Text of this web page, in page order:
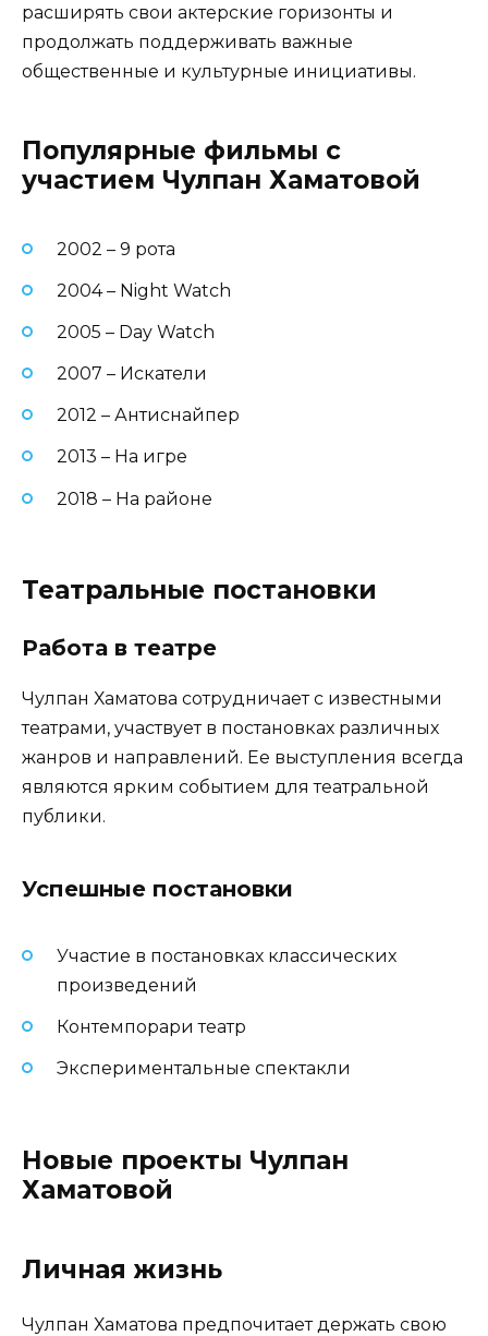
расширять свои актерские горизонты и
продолжать поддерживать важные
общественные и культурные инициативы.
Популярные фильмы с
участием Чулпан Хаматовой
2002 – 9 рота
2004 – Night Watch
2005 – Day Watch
2007 – Искатели
2012 – Антиснайпер
2013 – На игре
2018 – На районе
Театральные постановки
Работа в театре
Чулпан Хаматова сотрудничает с известными
театрами, участвует в постановках различных
жанров и направлений. Ее выступления всегда
являются ярким событием для театральной
публики.
Успешные постановки
Участие в постановках классических
произведений
Контемпорари театр
Экспериментальные спектакли
Новые проекты Чулпан
Хаматовой
Личная жизнь
Чулпан Хаматова предпочитает держать свою